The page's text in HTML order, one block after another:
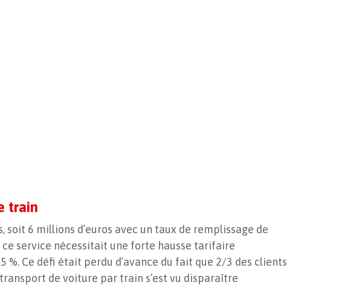
train
soit 6 millions d’euros avec un taux de remplissage de
service nécessitait une forte hausse tarifaire
Ce défi était perdu d’avance du fait que 2/3 des clients
de voiture par train s’est vu disparaître